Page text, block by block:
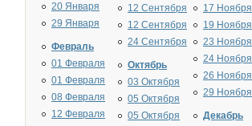
20 Января
29 Января
Февраль
01 Февраля
01 Февраля
08 Февраля
12 Февраля
12 Сентября
12 Сентября
24 Сентября
Октябрь
03 Октября
05 Октября
05 Октября
17 Ноября
19 Ноября
23 Ноября
24 Ноября
26 Ноября
29 Ноября
Декабрь